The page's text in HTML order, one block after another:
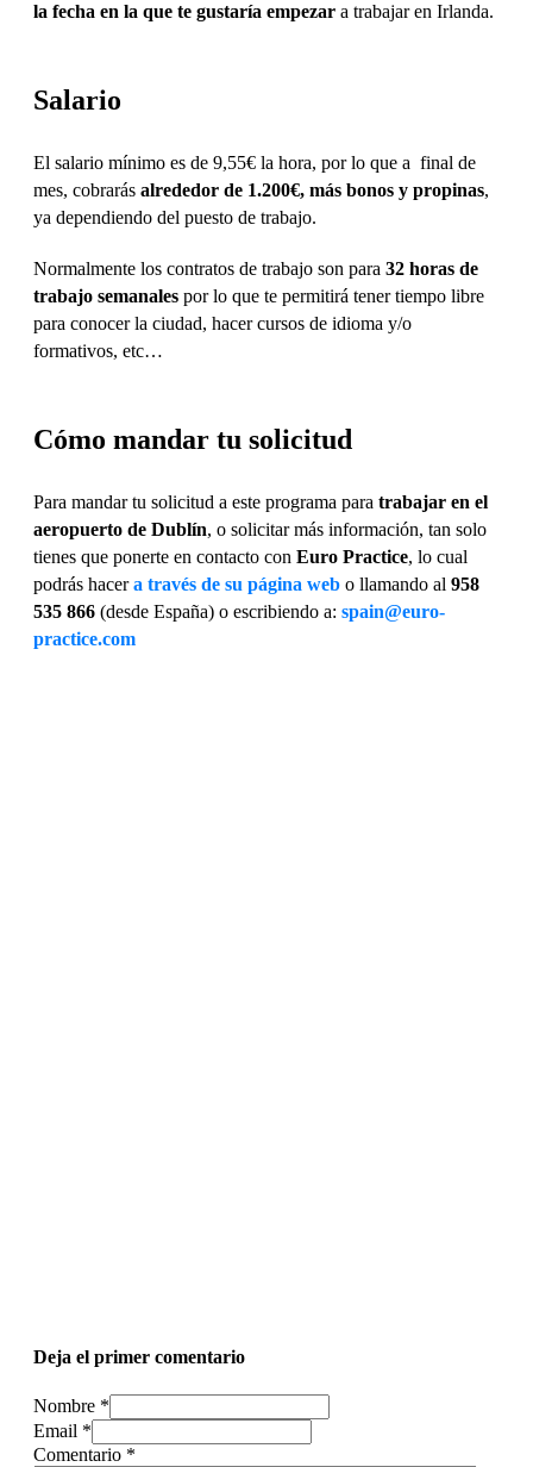
la fecha en la que te gustaría empezar a trabajar en Irlanda.
Salario
El salario mínimo es de 9,55€ la hora, por lo que a final de
mes, cobrarás alrededor de 1.200€, más bonos y propinas,
ya dependiendo del puesto de trabajo.
Normalmente los contratos de trabajo son para 32 horas de
trabajo semanales por lo que te permitirá tener tiempo libre
para conocer la ciudad, hacer cursos de idioma y/o
formativos, etc…
Cómo mandar tu solicitud
Para mandar tu solicitud a este programa para trabajar en el
aeropuerto de Dublín, o solicitar más información, tan solo
tienes que ponerte en contacto con Euro Practice, lo cual
podrás hacera través de su página web o llamando al 958
535 866 (desde España) o escribiendo a: spain@euro-
practice.com
Deja el primer comentario
Nombre *
Email *
Comentario *